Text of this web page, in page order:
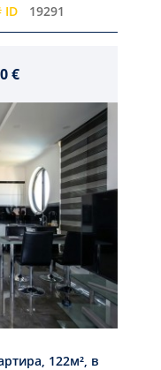
ID 19291
€
122м², в